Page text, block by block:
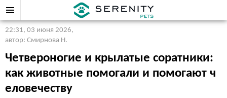
22:31, 03 июня 2026,
автор: Смирнова Н.
Четвероногие и крылатые соратники:
как животные помогали и помогают ч
еловечеству